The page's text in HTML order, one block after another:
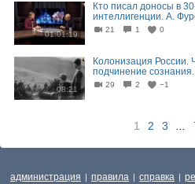
01:01:19
Кто писал доносы в
интеллигенции. А.
21 1 0
08:21
Колонизация России.
подчинение
29 2 −1
1 2 3
администрация | правила | справка |